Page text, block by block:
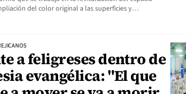
del color original a las superficies y…
a feligreses dentro de
evangélica: "El que